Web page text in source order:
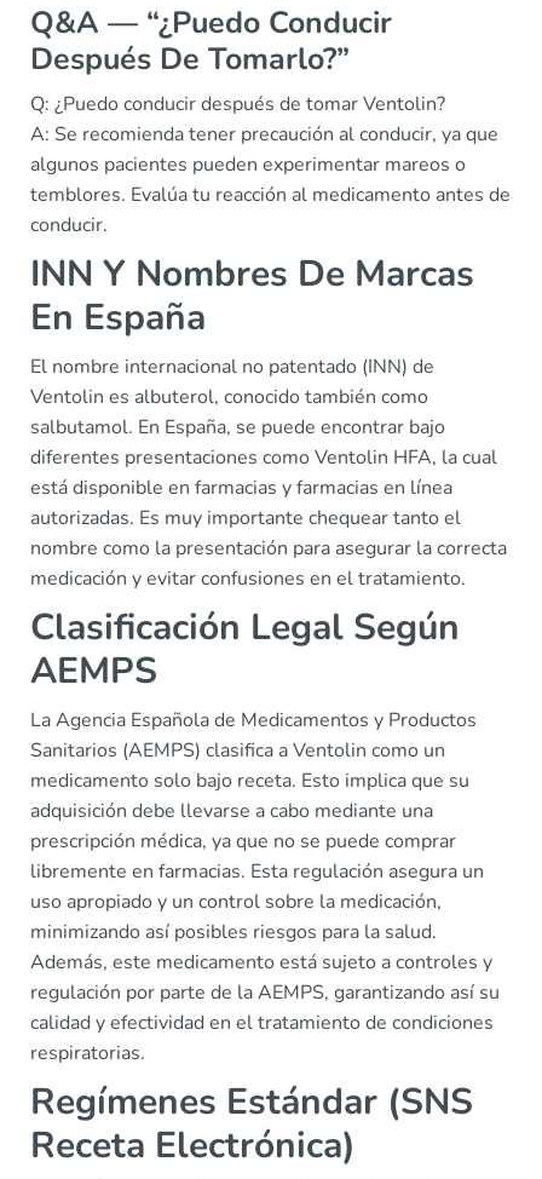
Q&A — “¿Puedo Conducir
Después De Tomarlo?”
Q: ¿Puedo conducir después de tomar Ventolin?
A: Se recomienda tener precaución al conducir, ya que
algunos pacientes pueden experimentar mareos o
temblores. Evalúa tu reacción al medicamento antes de
conducir.
INN Y Nombres De Marcas
En España
El nombre internacional no patentado (INN) de
Ventolin es albuterol, conocido también como
salbutamol. En España, se puede encontrar bajo
diferentes presentaciones como Ventolin HFA, la cual
está disponible en farmacias y farmacias en línea
autorizadas. Es muy importante chequear tanto el
nombre como la presentación para asegurar la correcta
medicación y evitar confusiones en el tratamiento.
Clasificación Legal Según
AEMPS
La Agencia Española de Medicamentos y Productos
Sanitarios (AEMPS) clasifica a Ventolin como un
medicamento solo bajo receta. Esto implica que su
adquisición debe llevarse a cabo mediante una
prescripción médica, ya que no se puede comprar
libremente en farmacias. Esta regulación asegura un
uso apropiado y un control sobre la medicación,
minimizando así posibles riesgos para la salud.
Además, este medicamento está sujeto a controles y
regulación por parte de la AEMPS, garantizando así su
calidad y efectividad en el tratamiento de condiciones
respiratorias.
Regímenes Estándar (SNS
Receta Electrónica)